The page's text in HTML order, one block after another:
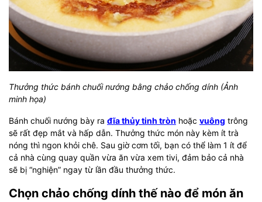
Thưởng thức bánh chuối nướng bằng chảo chống dính (Ảnh
minh họa)
Bánh chuối nướng bày ra đĩa thủy tinh tròn hoặc vuông trông
sẽ rất đẹp mắt và hấp dẫn. Thưởng thức món này kèm ít trà
nóng thì ngon khỏi chê. Sau giờ cơm tối, bạn có thể làm 1 ít để
cả nhà cùng quay quần vừa ăn vừa xem tivi, đảm bảo cả nhà
sẽ bị “nghiện” ngay từ lần đầu thưởng thức.
Chọn chảo chống dính thế nào để món ăn